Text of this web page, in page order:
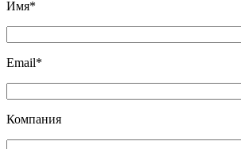
Имя*
Email*
Компания